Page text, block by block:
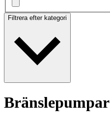
Filtrera efter kategori
Bränslepumpar